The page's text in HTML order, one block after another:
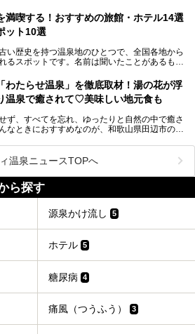
古さから日本三古湯の一つにも。
白浜温泉」の「大江戸温泉物語Premium 白浜
トしました。温泉＆バイキング＆レジャースポ
このホテルの魅力をたっぷり体験してきたので
戸温泉物語ホテルズ＆リゾーツ株式会社【P
江戸温泉物語Premium 白浜彩朝楽のPR記事で
満喫する！おすすめの旅館・ホテル14選
ット10選
い歴史を持つ温泉地のひとつで、全国各地から
るスポットです。名前は聞いたことがあるもの
ない方も多いのではないでしょうか。
、白浜温泉ビギナー向けの基本情報をご紹介し
るなら外せない観光スポットも合わせてご紹介
わたらせ温泉」を徹底取材！湯の花が浮
温泉で癒されて♡美味しい地元食も
ず、すべてを忘れ、ゆったりと自然の中で癒さ
なときにおすすめなのが、和歌山県田辺市の
を眺めながら、どんどん期待が膨らみますよ。
泉」では、温泉に入れるだけではなく、地元の
た食事をいただける「露天食堂」でお腹も満た
ます。ぜひチェックしてくださいね。
温泉ニュースTOPへ
ら探す
源泉かけ流し 5
ホテル 5
糖尿病 4
痛風（つうふう） 3